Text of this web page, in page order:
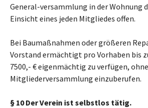
General-versammlung in der Wohnung
Einsicht eines jeden Mitgliedes offen.
Bei Baumaßnahmen oder größeren
Vorstand ermächtigt pro Vorhaben bis
7500,- € eigenmächtig zu verfügen,
Mitgliederversammlung einzuberufen.
§ 10 Der Verein ist selbstlos tätig.